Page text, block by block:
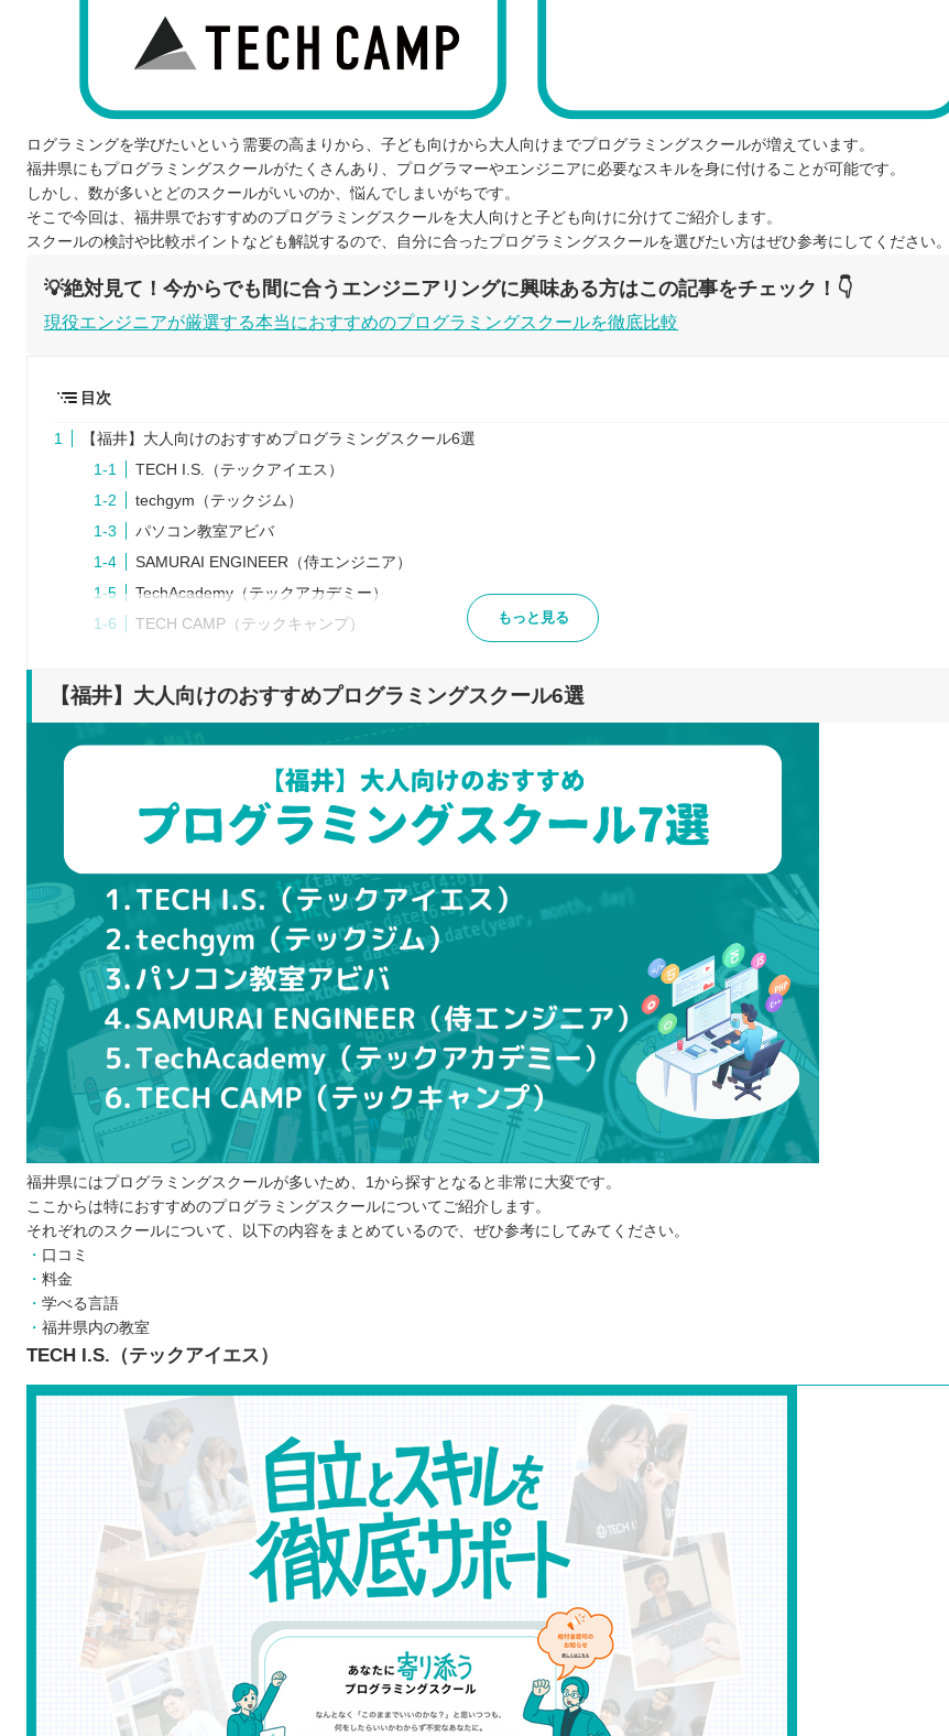
ログラミングを学びたいという需要の高まりから、子ども向けから大人向けまでプログラミングスクールが増えています。
福井県にもプログラミングスクールがたくさんあり、プログラマーやエンジニアに必要なスキルを身に付けることが可能です。
しかし、数が多いとどのスクールがいいのか、悩んでしまいがちです。
そこで今回は、福井県でおすすめのプログラミングスクールを大人向けと子ども向けに分けてご紹介します。
スクールの検討や比較ポイントなども解説するので、自分に合ったプログラミングスクールを選びたい方はぜひ参考にしてください。
💡絶対見て！今からでも間に合うエンジニアリングに興味ある方はこの記事をチェック！👇
現役エンジニアが厳選する本当におすすめのプログラミングスクールを徹底比較
目次
【福井】大人向けのおすすめプログラミングスクール6選
TECH I.S.（テックアイエス）
techgym（テックジム）
パソコン教室アビバ
SAMURAI ENGINEER（侍エンジニア）
TechAcademy（テックアカデミー）
TECH CAMP（テックキャンプ）
スクールにかけられる時間や予算を決める
ゴールを決める
SNSなどの口コミや体験談をチェックする
説明会や無料体験レッスンに参加してみる
プログラミングスクールを比較するときの5つのポイント
サポートはどのくらい充実しているか
オンラインとオフラインのどちらか
スケジュールに無理はないか
ハイレベルなカリキュラムが用意されているか
受講費はどのくらいか
プログラミングスクールに通う5つのメリット
学習を効率的に進められる
就職や転職が独学より有利になる
相談相手が身近にいるから安心感が大きい
モチベーションが下がりにくい
実務で役立つスキルを確実に学べる
プログラミングスクールに通う3つのデメリット
独学より大幅にコストがかかる
どんなプログラミング言語を学ぶのが良いのか
子ども向けと大人向けにプログラミングスクールに違いはあるか
お得にプログラミングスクールに通える制度
プログラミングスクールで挫折しないために
【福井】子ども向けのおすすめプログラミングスクール4選
デジタネ
エールICTアカデミー
スピリッツ・スマイル
バレッドキッズ
福井で自分に合ったプログラミングスクールを見つけよう
自分の住んでるエリアでプログラミングスクールを探したい⭐️
北海道 / 東北
関東
もっと見る
【福井】大人向けのおすすめプログラミングスクール6選
福井県にはプログラミングスクールが多いため、1から探すとなると非常に大変です。
ここからは特におすすめのプログラミングスクールについてご紹介します。
それぞれのスクールについて、以下の内容をまとめているので、ぜひ参考にしてみてください。
口コミ
料金
学べる言語
福井県内の教室
TECH I.S.（テックアイエス）